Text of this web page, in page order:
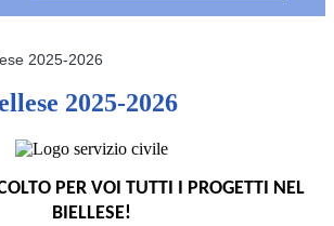
2025-2026
2025-2026
PER VOI TUTTI I PROGETTI NEL
BIELLESE!